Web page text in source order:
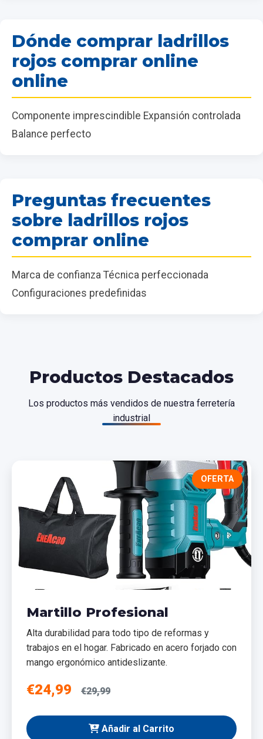
Dónde comprar ladrillos
rojos comprar online
online
Componente imprescindible Expansión controlada
Balance perfecto
Preguntas frecuentes
sobre ladrillos rojos
comprar online
Marca de confianza Técnica perfeccionada
Configuraciones predefinidas
Productos Destacados
Los productos más vendidos de nuestra ferretería
industrial
OFERTA
Martillo Profesional
Alta durabilidad para todo tipo de reformas y
trabajos en el hogar. Fabricado en acero forjado con
mango ergonómico antideslizante.
€24,99 €29,99
Añadir al Carrito